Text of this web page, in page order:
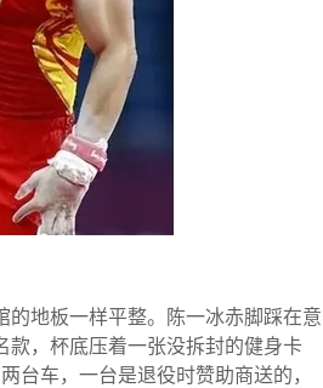
的地板一样平整。陈一冰赤脚踩在意
款，杯底压着一张没拆封的健身卡
台车，一台是退役时赞助商送的，